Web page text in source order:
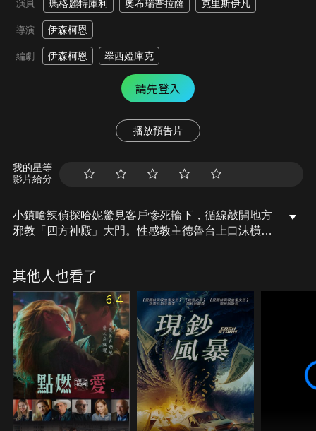
演員 瑪格麗特庫利 奧布瑞普拉薩 克里斯伊凡
導演 伊森柯恩
編劇 伊森柯恩 翠西婭庫克
請先登入
播放預告片
我的星等
影片給分
小鎮嗆辣偵探哈妮驚見客戶慘死輪下，循線敲開地方
邪教「四方神殿」大門。性感教主德魯台上口沫橫
翻攪情愛糾葛，讓哈妮越陷越深，天菜直男教主鬥上
鋼鐵女同偵探，邪門荒唐的小鎮疑雲越演越烈，不經
千迴百轉不見高潮！
其他人也看了
6.4